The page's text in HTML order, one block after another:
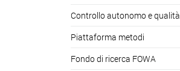
Controllo autonomo e qualità
Piattaforma metodi
Fondo di ricerca FOWA